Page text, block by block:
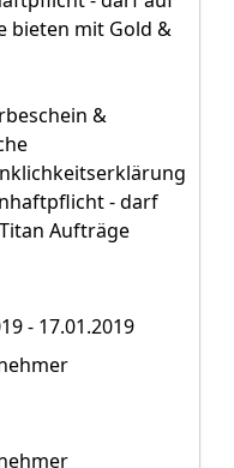
- 17.01.2019